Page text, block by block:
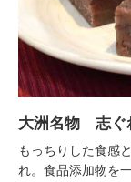
大洲名物 志ぐ
もっちりした食感
れ。食品添加物を